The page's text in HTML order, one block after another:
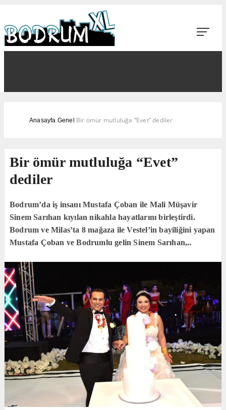
Anasayfa Genel Bir ömür mutluluğa “Evet” dediler
Bir ömür mutluluğa “Evet”
dediler
Bodrum’da iş insanı Mustafa Çoban ile Mali Müşavir
Sinem Sarıhan kıyılan nikahla hayatlarını birleştirdi.
Bodrum ve Milas’ta 8 mağaza ile Vestel’in bayiliğini yapan
Mustafa Çoban ve Bodrumlu gelin Sinem Sarıhan,..